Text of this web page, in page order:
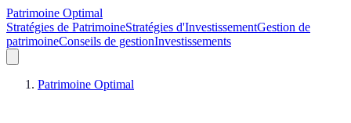
Patrimoine Optimal
Stratégies de PatrimoineStratégies d'InvestissementGestion de
patrimoineConseils de gestionInvestissements
Patrimoine Optimal